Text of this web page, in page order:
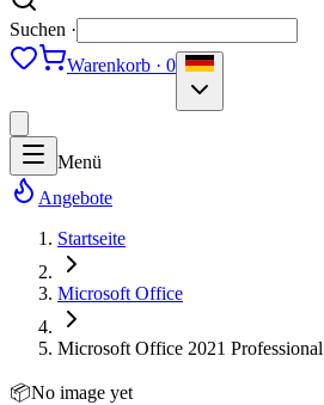
Suchen ·
Warenkorb · 0
Menü
Angebote
Startseite
Microsoft Office
Microsoft Office 2021 Professional
📦No image yet